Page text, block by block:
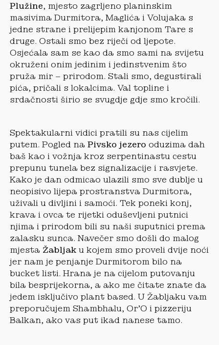
Plužine, mjesto zagrljeno planinskim
masivima Durmitora, Maglića i Volujaka s
jedne strane i prelijepim kanjonom Tare s
druge. Ostali smo bez riječi od ljepote.
Osjećala sam se kao da smo sami na svijetu
okruženi onim jedinim i jedinstvenim što
pruža mir – prirodom. Stali smo, degustirali
pića, pričali s lokalcima. Val topline i
srdačnosti širio se svugdje gdje smo kročili.
Spektakularni vidici pratili su nas cijelim
putem. Pogled na Pivsko jezero oduzima dah
baš kao i vožnja kroz serpentinastu cestu
prepunu tunela bez signalizacije i rasvjete.
Kako je dan odmicao ulazili smo sve dublje u
neopisivo lijepa prostranstva Durmitora,
uživali u divljini i samoći. Tek poneki konj,
krava i ovca te rijetki oduševljeni putnici
njima i prirodom bili su naši suputnici prema
zalasku sunca. Navečer smo došli do malog
mjesta Žabljak u kojem smo proveli dvije noći
jer nam je penjanje Durmitorom bilo na
bucket listi. Hrana je na cijelom putovanju
bila besprijekorna, a ako me čitate znate da
jedem isključivo plant based. U Žabljaku vam
preporučujem Shambhalu, Or’O i pizzeriju
Balkan, ako vas put ikad nanese tamo.